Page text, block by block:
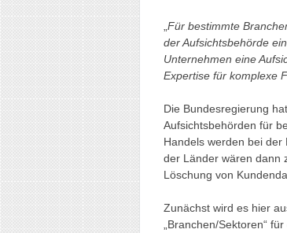
Für bestimmte
der Aufsichtsbehörde
Unternehmen eine
Expertise für komplexe
Die Bundesregierung
Aufsichtsbehörden für
Handels werden bei der
der Länder wären dann
Löschung von
Zunächst wird es hier
„Branchen/Sektoren“